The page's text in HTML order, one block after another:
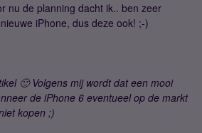
nu de planning dacht ik.. ben zeer
iPhone, dus deze ook! ;-)
🙂 Volgens mij wordt dat een mooi
de iPhone 6 eventueel op de markt
kopen ;)